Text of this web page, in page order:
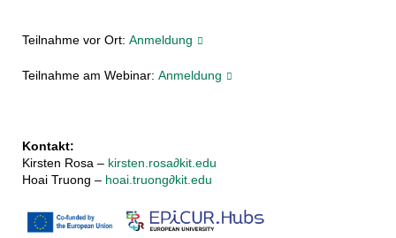
Teilnahme vor Ort: Anmeldung
Teilnahme am Webinar: Anmeldung
Kontakt:
Kirsten Rosa – kirsten.rosa∂kit.edu
Hoai Truong – hoai.truong∂kit.edu